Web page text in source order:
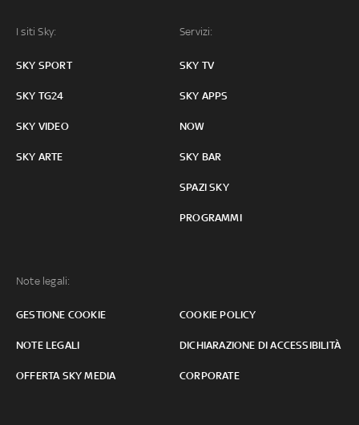
I siti Sky:
SKY SPORT
SKY TG24
SKY VIDEO
SKY ARTE
Servizi:
SKY TV
SKY APPS
NOW
SKY BAR
SPAZI SKY
PROGRAMMI
Note legali:
GESTIONE COOKIE COOKIE POLICY
NOTE LEGALI DICHIARAZIONE DI ACCESSIBILITÀ
OFFERTA SKY MEDIA CORPORATE